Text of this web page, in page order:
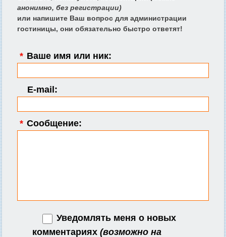
анонимно, без регистрации)
или напишите Ваш вопрос для администрации
гостиницы, они обязательно быстро ответят!
* Ваше имя или ник:
E-mail:
* Сообщение:
Уведомлять меня о новых
комментариях (возможно на